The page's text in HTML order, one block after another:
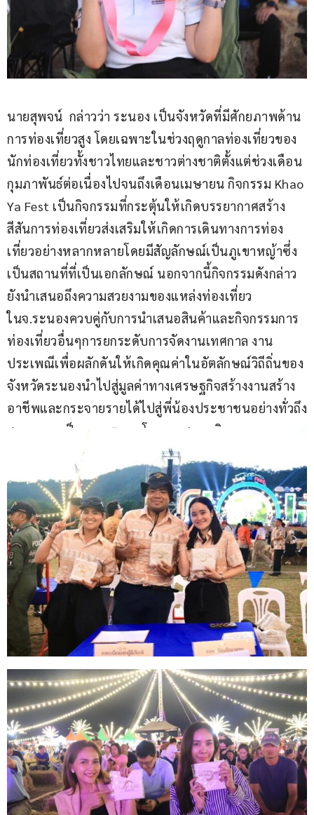
นายสุพจน์  กล่าวว่า ระนอง เป็นจังหวัดที่มีศักยภาพด้าน
การท่องเที่ยวสูง โดยเฉพาะในช่วงฤดูกาลท่องเที่ยวของ
นักท่องเที่ยวทั้งชาวไทยและชาวต่างชาติตั้งแต่ช่วงเดือน
กุมภาพันธ์ต่อเนื่องไปจนถึงเดือนเมษายน กิจกรรม Khao
Ya Fest เป็นกิจกรรมที่กระตุ้นให้เกิดบรรยากาศสร้าง
สีสันการท่องเที่ยวส่งเสริมให้เกิดการเดินทางการท่อง
เที่ยวอย่างหลากหลายโดยมีสัญลักษณ์เป็นภูเขาหญ้าซึ่ง
เป็นสถานที่ที่เป็นเอกลักษณ์ นอกจากนี้กิจกรรมดังกล่าว
ยังนำเสนอถึงความสวยงามของแหล่งท่องเที่ยว
ในจ.ระนองควบคู่กับการนำเสนอสินค้าและกิจกรรมการ
ท่องเที่ยวอื่นๆการยกระดับการจัดงานเทศกาล งาน
ประเพณีเพื่อผลักดันให้เกิดคุณค่าในอัตลักษณ์วิถีถิ่นของ
จังหวัดระนองนำไปสู่มูลค่าทางเศรษฐกิจสร้างงานสร้าง
อาชีพและกระจายรายได้ไปสู่พี่น้องประชาชนอย่างทั่วถึง
สมดุลและเป็นธรรมตามนโยบายเศรษฐกิจ